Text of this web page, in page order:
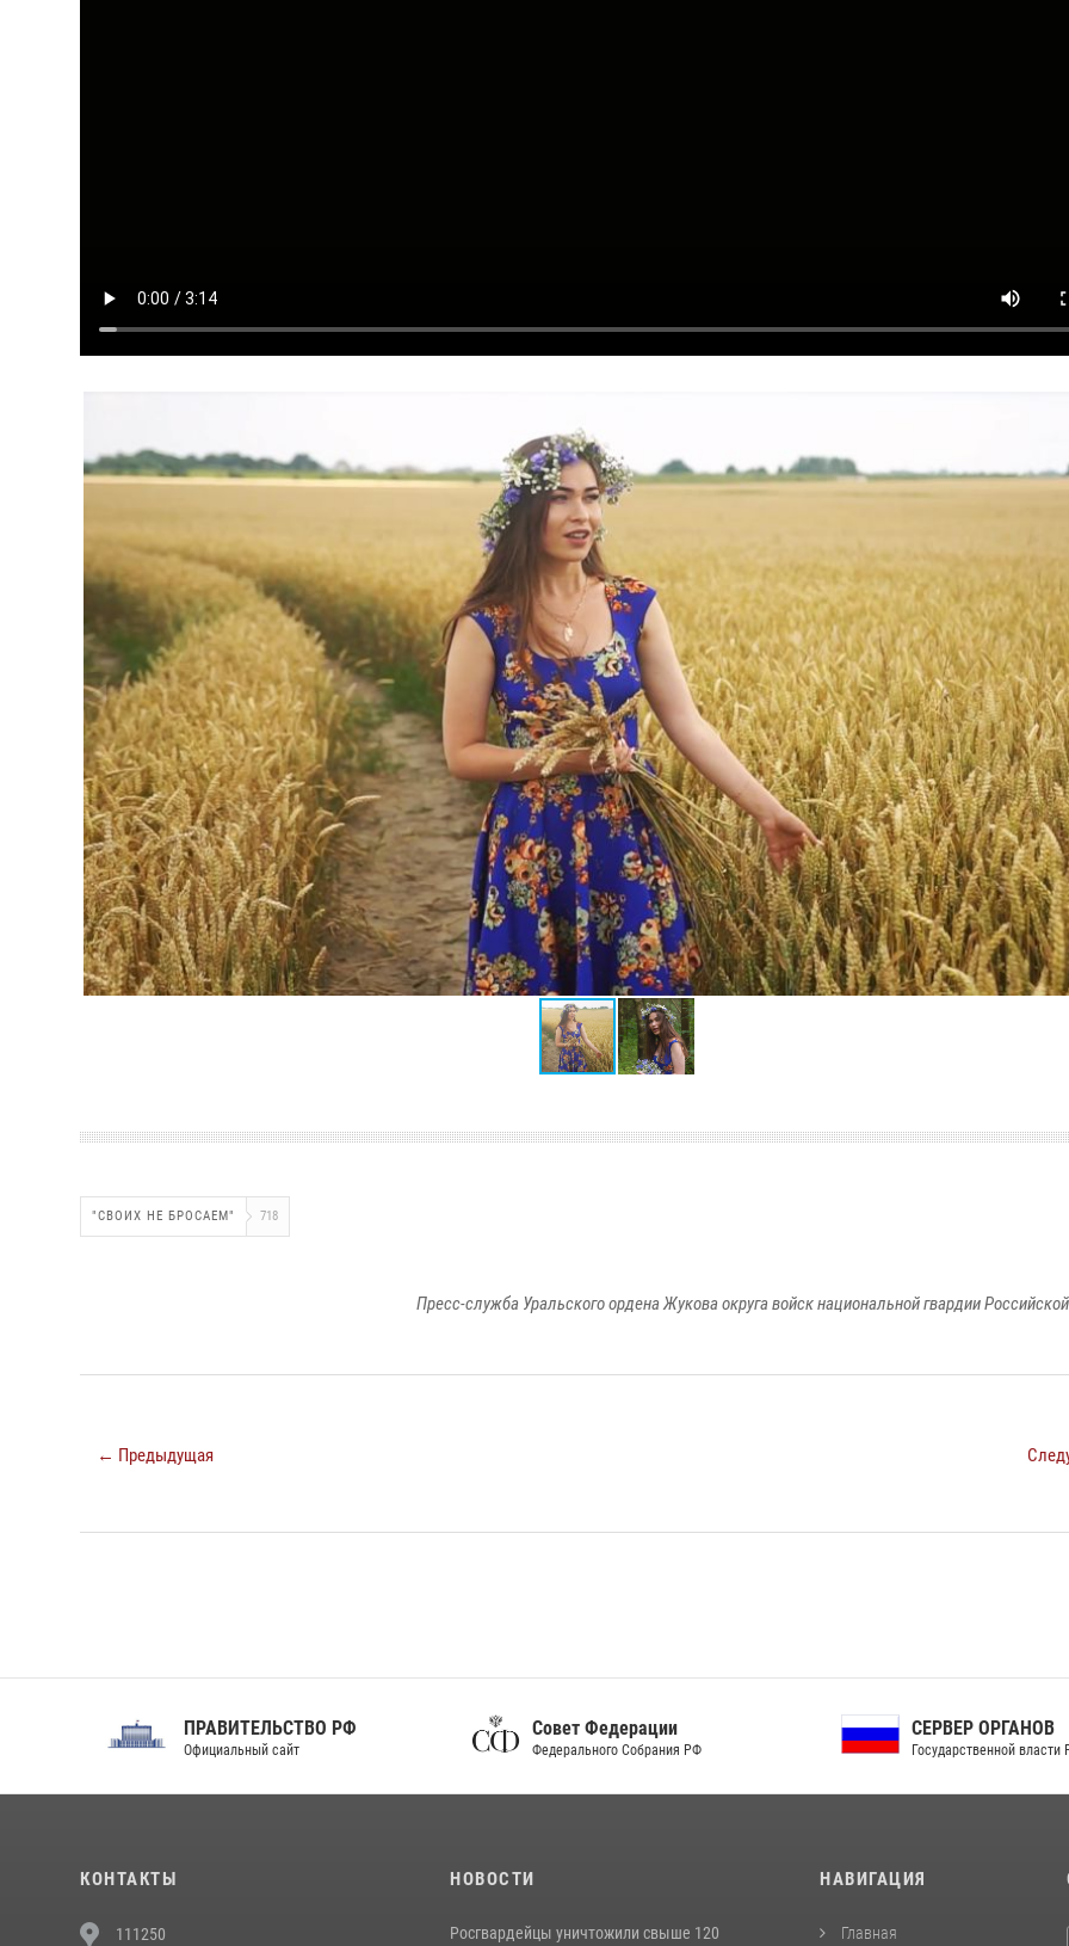
"СВОИХ НЕ БРОСАЕМ" 718
Пресс-служба Уральского ордена Жукова округа войск национальной гвардии
← Предыдущая
ПРАВИТЕЛЬСТВО РФ
Официальный сайт
Совет Федерации
Федерального Собрания РФ
СЕРВЕР ОРГАНОВ
Государственной власти РФ
КОНТАКТЫ
111250
НОВОСТИ
Росгвардейцы уничтожили свыше 120
НАВИГАЦИЯ
Главная